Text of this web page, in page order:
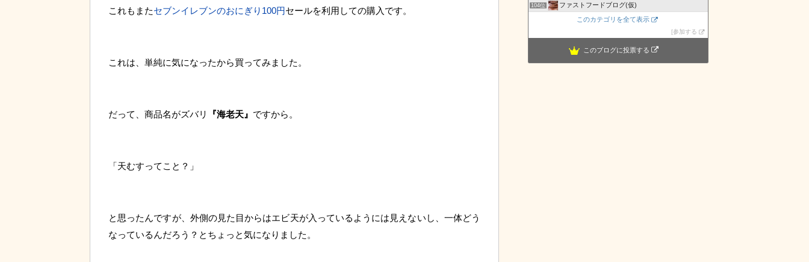
これもまたセブンイレブンのおにぎり100円セールを利用しての購入です。
これは、単純に気になったから買ってみました。
だって、商品名がズバリ 『海老天』 ですから。
「天むすってこと？」
と思ったんですが、外側の見た目からはエビ天が入っているようには見えないし、一体どう
なっているんだろう？とちょっと気になりました。
104位 ファストフードブログ(仮)
このカテゴリを全て表示
参加する
このブログに投票する